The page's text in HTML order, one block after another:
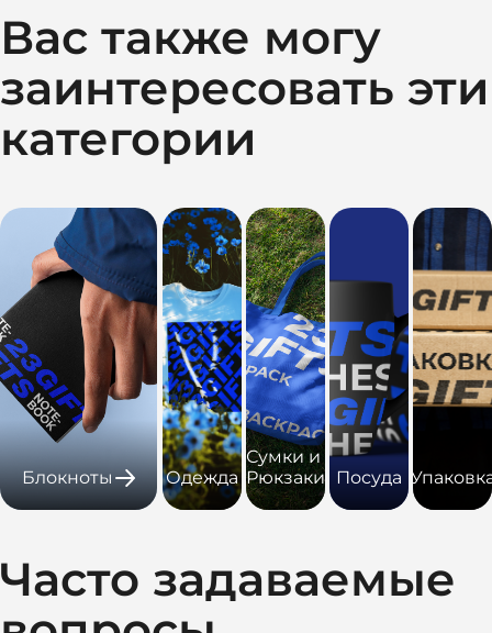
Вас также могу
заинтересовать эти
категории
Блокноты Одежда
Сумки и
Рюкзаки Посуда
Часто задаваемые